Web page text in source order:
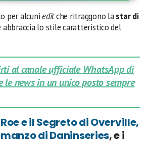
per alcunieditche ritraggono lastar di
lo stile caratteristico del
al canale ufficiale WhatsApp di
le news in un unico posto sempre
Roe e il Segreto di Overville,
di Daninseries, e i